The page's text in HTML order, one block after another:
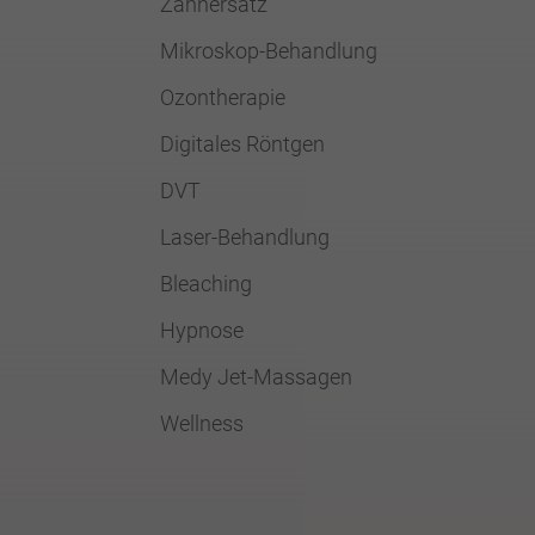
Mikroskop-Behandlung
Ozontherapie
Digitales Röntgen
DVT
Laser-Behandlung
Bleaching
Hypnose
Medy Jet-Massagen
Wellness